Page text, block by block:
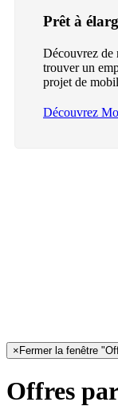
Prêt à
Découvrez de
trouver un
projet de
Découvrez
× Fermer la fenêtre
Offres